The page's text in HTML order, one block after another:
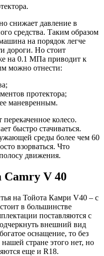
снижает давление в
средства. Таким образом
на порядок легче
дороги. Но стоит
на 0.1 МПа приводит к
можно отнести:
протектора;
маневренным.
колесо.
быстро стачиваться.
среды более чем 60
взорваться. Что
движения.
Camry V 40
на Тойота Камри V40 – с
в большинстве
поставляются с
внешний вид
оснащение, то без
стране этого нет, но
еще и R18.